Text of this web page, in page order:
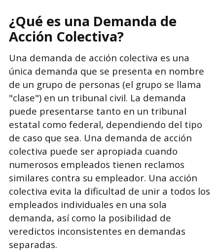
¿Qué es una Demanda de
Acción Colectiva?
Una demanda de acción colectiva es una
única demanda que se presenta en nombre
de un grupo de personas (el grupo se llama
"clase") en un tribunal civil. La demanda
puede presentarse tanto en un tribunal
estatal como federal, dependiendo del tipo
de caso que sea. Una demanda de acción
colectiva puede ser apropiada cuando
numerosos empleados tienen reclamos
similares contra su empleador. Una acción
colectiva evita la dificultad de unir a todos los
empleados individuales en una sola
demanda, así como la posibilidad de
veredictos inconsistentes en demandas
separadas.